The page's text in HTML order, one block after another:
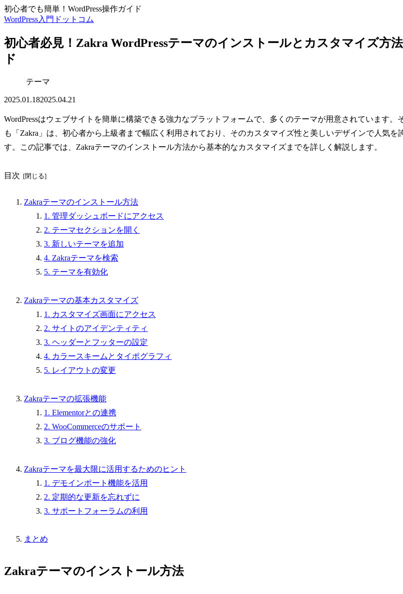
初心者でも簡単！WordPress操作ガイド
WordPress入門ドットコム
初心者必見！Zakra WordPressテーマのインストールとカスタマイズ方
ド
テーマ
2025.01.182025.04.21
WordPressはウェブサイトを簡単に構築できる強力なプラットフォームで、多くのテーマが用意されています。
も「Zakra」は、初心者から上級者まで幅広く利用されており、そのカスタマイズ性と美しいデザインで人気を
す。この記事では、Zakraテーマのインストール方法から基本的なカスタマイズまでを詳しく解説します。
目次
Zakraテーマのインストール方法
1. 管理ダッシュボードにアクセス
2. テーマセクションを開く
3. 新しいテーマを追加
4. Zakraテーマを検索
5. テーマを有効化
Zakraテーマの基本カスタマイズ
1. カスタマイズ画面にアクセス
2. サイトのアイデンティティ
3. ヘッダーとフッターの設定
4. カラースキームとタイポグラフィ
5. レイアウトの変更
Zakraテーマの拡張機能
1. Elementorとの連携
2. WooCommerceのサポート
3. ブログ機能の強化
Zakraテーマを最大限に活用するためのヒント
1. デモインポート機能を活用
2. 定期的な更新を忘れずに
3. サポートフォーラムの利用
まとめ
Zakraテーマのインストール方法